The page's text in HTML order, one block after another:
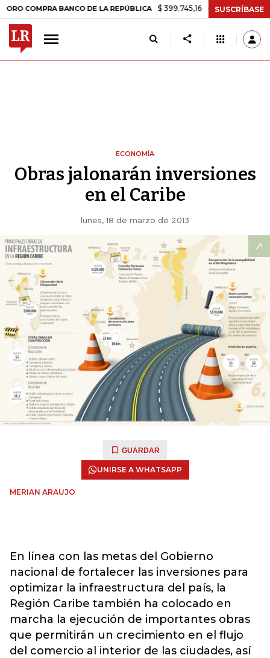
BANCO DE LA REPÚBLICA $ 399.745,16 +$ 2.295,71 +0,58%
SUSCRÍBASE
ECONOMÍA
Obras jalonarán inversiones
en el Caribe
lunes, 18 de marzo de 2013
GUARDAR
UNIRSE A WHATSAPP
MERIAN ARAUJO
En línea con las metas del Gobierno
nacional de fortalecer las inversiones para
optimizar la infraestructura del país, la
Región Caribe también ha colocado en
marcha la ejecución de importantes obras
que permitirán un crecimiento en el flujo
del comercio al interior de las ciudades, así